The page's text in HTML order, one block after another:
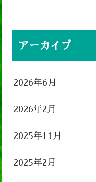
アーカイブ
2026年6月
2026年2月
2025年11月
2025年2月